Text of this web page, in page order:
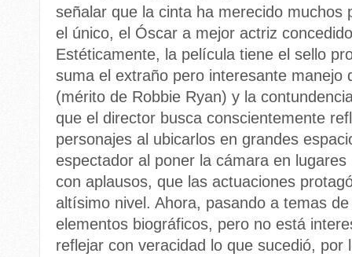
señalar que la cinta ha merecido muchos
el único, el Óscar a mejor actriz
Estéticamente, la película tiene el sello
suma el extraño pero interesante
(mérito de Robbie Ryan) y la
que el director busca conscientemente
personajes al ubicarlos en grandes
espectador al poner la cámara en
con aplausos, que las actuaciones
altísimo nivel. Ahora, pasando a temas
elementos biográficos, pero no está
reflejar con veracidad lo que sucedió, por